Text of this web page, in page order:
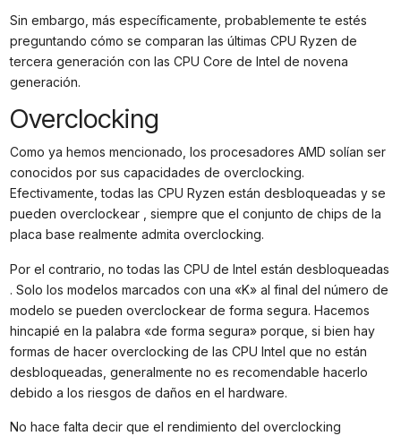
Sin embargo, más específicamente, probablemente te estés
preguntando cómo se comparan las últimas CPU Ryzen de
tercera generación con las CPU Core de Intel de novena
generación.
Overclocking
Como ya hemos mencionado, los procesadores AMD solían ser
conocidos por sus capacidades de overclocking.
Efectivamente, todas las CPU Ryzen están desbloqueadas y se
pueden overclockear , siempre que el conjunto de chips de la
placa base realmente admita overclocking.
Por el contrario, no todas las CPU de Intel están desbloqueadas
. Solo los modelos marcados con una «K» al final del número de
modelo se pueden overclockear de forma segura. Hacemos
hincapié en la palabra «de forma segura» porque, si bien hay
formas de hacer overclocking de las CPU Intel que no están
desbloqueadas, generalmente no es recomendable hacerlo
debido a los riesgos de daños en el hardware.
No hace falta decir que el rendimiento del overclocking